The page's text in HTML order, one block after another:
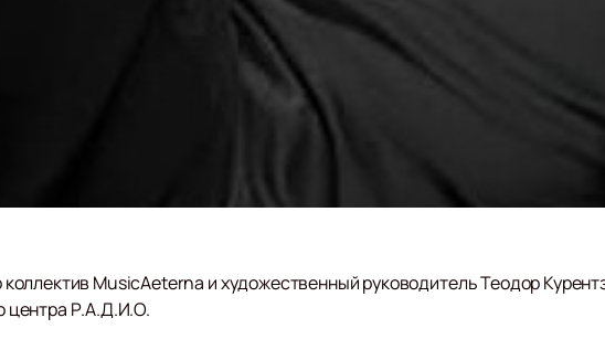
MusicAeterna и художественный руководитель Теодор
центра Р.А.Д.И.О.